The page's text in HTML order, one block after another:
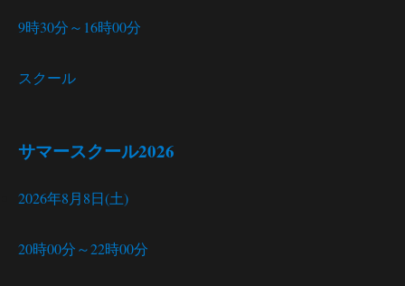
9時30分～16時00分
スクール
サマースクール2026
2026年8月8日(土)
20時00分～22時00分